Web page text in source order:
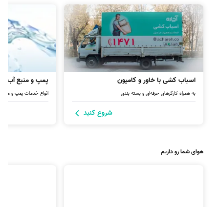
اسباب کشی با خاور و کامیون
به همراه کارگرهای حرفه‌ای و بسته بندی
شروع کنید
پمپ و منبع آب
انواع خدمات پمپ و
هوای شما رو داریم